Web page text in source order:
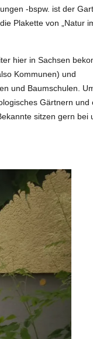
-bspw. ist der
Plakette von „Natur
hier in Sachsen
Kommunen) und
und Baumschulen.
Gärtnern und
sitzen gern bei